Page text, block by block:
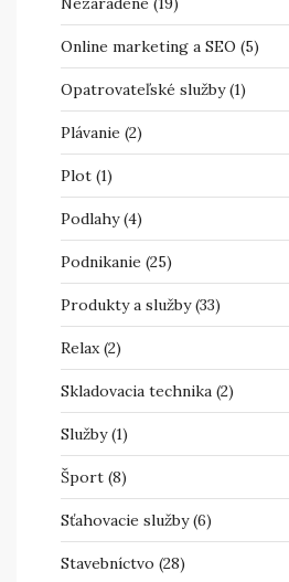
Online marketing a SEO (5)
Opatrovateľské služby(1)
Plávanie (2)
Plot (1)
Podlahy(4)
Podnikanie (25)
Produkty a služby(33)
Relax(2)
Skladovacia technika (2)
Služby(1)
Šport (8)
Sťahovacie služby(6)
Stavebníctvo (28)